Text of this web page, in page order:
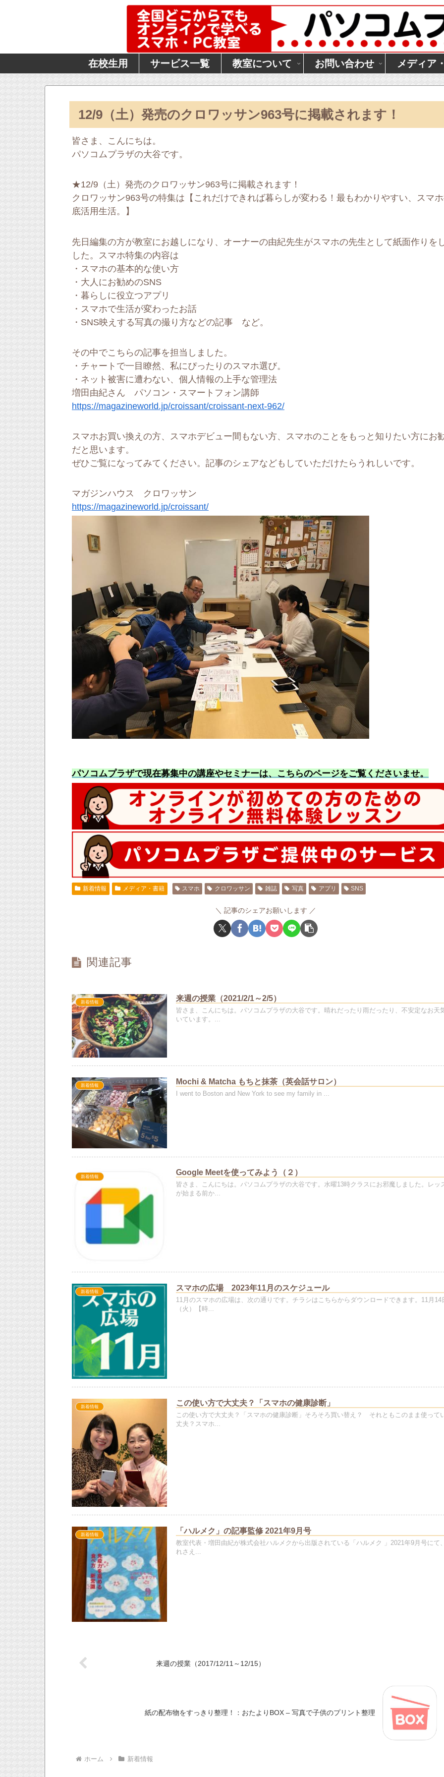
在校生用 サービス一覧 教室について お問い合わせ メディア
12/9（土）発売のクロワッサン963号に掲載されます！
皆さま、こんにちは。
パソコムプラザの大谷です。
★12/9（土）発売のクロワッサン963号に掲載されます！
クロワッサン963号の特集は【これだけできれば暮らしが変わる！最もわかりやすい、スマ
底活用生活。】
先日編集の方が教室にお越しになり、オーナーの由紀先生がスマホの先生として紙面作りを
した。スマホ特集の内容は
・スマホの基本的な使い方
・大人にお勧めのSNS
・暮らしに役立つアプリ
・スマホで生活が変わったお話
・SNS映えする写真の撮り方などの記事 など。
その中でこちらの記事を担当しました。
・チャートで一目瞭然、私にぴったりのスマホ選び。
・ネット被害に遭わない、個人情報の上手な管理法
増田由紀さん パソコン・スマートフォン講師
https://magazineworld.jp/croissant/croissant-next-962/
スマホお買い換えの方、スマホデビュー間もない方、スマホのことをもっと知りたい方にお
だと思います。
ぜひご覧になってみてください。記事のシェアなどもしていただけたらうれしいです。
マガジンハウス クロワッサン
https://magazineworld.jp/croissant/
パソコムプラザで現在募集中の講座やセミナーは、こちらのページをご覧くださいませ。
新着情報 メディア・書籍 スマホ クロワッサン 雑誌 写真 アプリ SNS
記事のシェアお願いします
関連記事
新着情報 来週の授業（2021/2/1～2/5）
皆さま、こんにちは。パソコムプラザの大谷です。晴れだったり雨だったり、不安定なお天
いています。...
新着情報 Mochi & Matcha もちと抹茶（英会話サロン）
I went to Boston and New York to see my family in ...
新着情報 Google Meetを使ってみよう（２）
皆さま、こんにちは。パソコムプラザの大谷です。水曜13時クラスにお邪魔しました。レッ
が始まる前か...
新着情報 スマホの広場 2023年11月のスケジュール
11月のスマホの広場は、次の通りです。チラシはこちらからダウンロードできます。11月14
（火）【時...
新着情報 この使い方で大丈夫？「スマホの健康診断」
この使い方で大丈夫？「スマホの健康診断」そろそろ買い替え？ それともこのまま使って
丈夫？スマホ...
新着情報 「ハルメク」の記事監修 2021年9月号
教室代表・増田由紀が株式会社ハルメクから出版されている「ハルメク 」2021年9月号にて
れさえ...
来週の授業（2017/12/11～12/15）
紙の配布物をすっきり整理！：おたよりBOX – 写真で子供のプリント整理
ホーム 新着情報